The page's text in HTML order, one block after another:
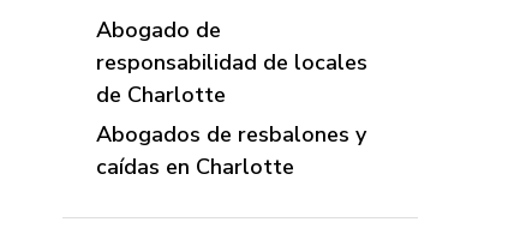
Abogado de
responsabilidad de locales
de Charlotte
Abogados de resbalones y
caídas en Charlotte